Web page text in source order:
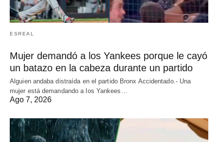
ESREAL
Mujer demandó a los Yankees porque le cayó
un batazo en la cabeza durante un partido
Alguien andaba distraída en el partido Bronx Accidentado.- Una
mujer está demandando a los Yankees…
Ago 7, 2026